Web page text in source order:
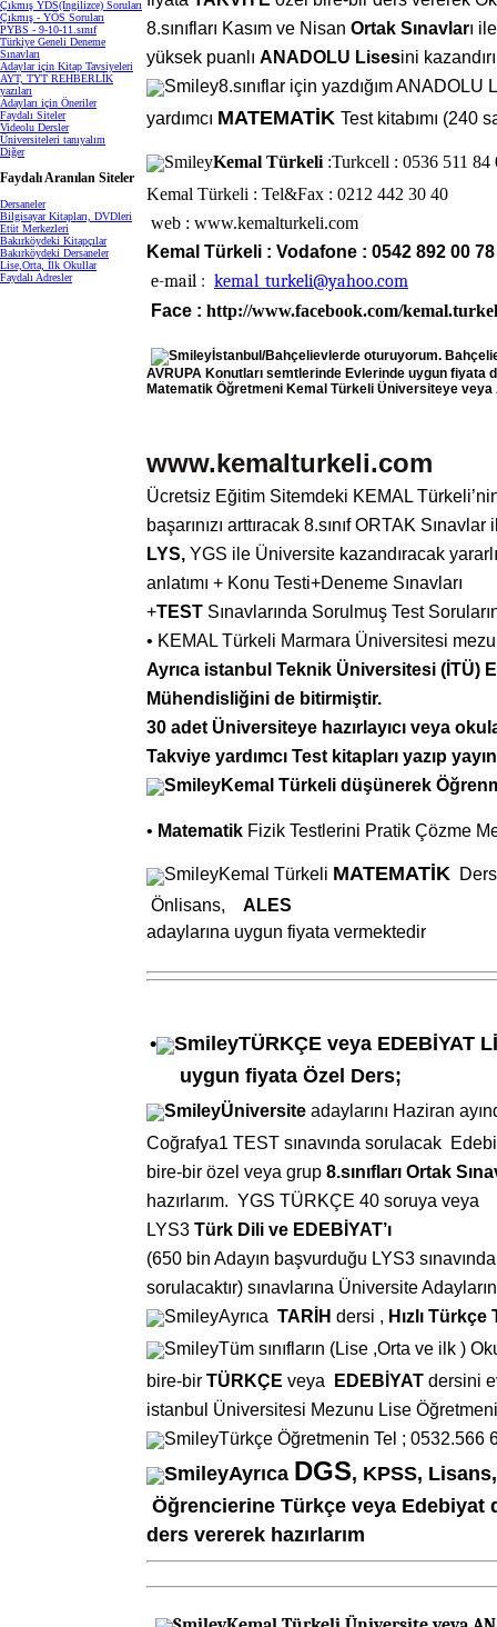
Çıkmış YDS(İngilizce) Soruları
Çıkmış - YÖS Soruları
PYBS - 9-10-11.sınıf
Türkiye Geneli Deneme
Sınavları
Adaylar için Kitap Tavsiyeleri
AYT, TYT REHBERLİK
yazıları
Adayları için Öneriler
Faydalı Siteler
Videolu Dersler
Üniversiteleri tanıyalım
Diğer
Faydalı Aranılan Siteler
Dersaneler
Bilgisayar Kitapları, DVDleri
Etüt Merkezleri
Bakırköydeki Kitapçılar
Bakırköydeki Dersaneler
Lise,Orta, İlk Okullar
Faydalı Adresler
8.sınıfları Kasım ve Nisan Ortak Sınavları
yüksek puanlı ANADOLU Lisesini
8.sınıflar için yazdığım ANADOLU
yardımcı MATEMATİK Test kitabımı (240
Kemal Türkeli :Turkcell : 0536 511 84
Kemal Türkeli : Tel&Fax : 0212 442 30 40
web : www.kemalturkeli.com
Kemal Türkeli : Vodafone : 0542 892 00 78
e-mail : kemal_turkeli@yahoo.com
Face : http://www.facebook.com/
İstanbul/Bahçelievlerde oturuyorum.
AVRUPA Konutları semtlerinde Evlerinde uygun fiyata
Matematik Öğretmeni Kemal Türkeli Üniversiteye veya
www.kemalturkeli.com
Ücretsiz Eğitim Sitemdeki KEMAL
başarınızı arttıracak 8.sınıf ORTAK Sınavlar
LYS, YGS ile Üniversite kazandıracak
anlatımı + Konu Testi+Deneme Sınavları
+TEST Sınavlarında Sorulmuş Test
• KEMAL Türkeli Marmara Üniversitesi
Ayrıca istanbul Teknik Üniversitesi (İTÜ)
Mühendisliğini de bitirmiştir.
30 adet Üniversiteye hazırlayıcı veya
Takviye yardımcı Test kitapları yazıp
Kemal Türkeli düşünerek
• Matematik Fizik Testlerini Pratik Çözme
Kemal Türkeli MATEMATİK
Önlisans, ALES
adaylarına uygun fiyata vermektedir
•
TÜRKÇE veya EDEBİYAT
uygun fiyata Özel Ders;
Üniversite adaylarını Haziran
Coğrafya1 TEST sınavında sorulacak
bire-bir özel veya grup 8.sınıfları Ortak
hazırlarım. YGS TÜRKÇE 40 soruya veya
LYS3 Türk Dili ve EDEBİYAT’ı
(650 bin Adayın başvurduğu LYS3
sorulacaktır) sınavlarına Üniversite
Ayrıca TARİH dersi , Hızlı
Tüm sınıfların (Lise ,Orta ve ilk )
bire-bir TÜRKÇE veya EDEBİYAT dersini
istanbul Üniversitesi Mezunu Lise
Türkçe Öğretmenin Tel ; 0532.566
Ayrıca DGS, KPSS,
Öğrencierine Türkçe veya Edebiyat
ders vererek hazırlarım